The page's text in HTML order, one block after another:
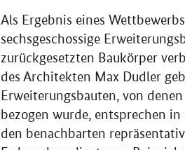
Als Ergebnis eines
sechsgeschossige
zurückgesetzten Baukörper
des Architekten Max Dudler
Erweiterungsbauten, von
bezogen wurde, entsprechen
den benachbarten